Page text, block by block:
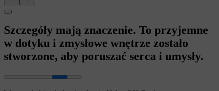
Szczegóły mają znaczenie. To przyjemne
w dotyku i zmysłowe wnętrze zostało
stworzone, aby poruszać serca i umysły.